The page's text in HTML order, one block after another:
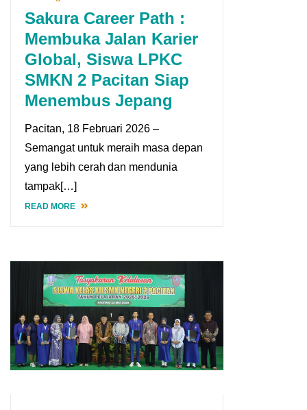
Sakura Career Path :
Membuka Jalan Karier
Global, Siswa LPKC
SMKN 2 Pacitan Siap
Menembus Jepang
Pacitan, 18 Februari 2026 –
Semangat untuk meraih masa depan
yang lebih cerah dan mendunia
tampak[…]
READ MORE